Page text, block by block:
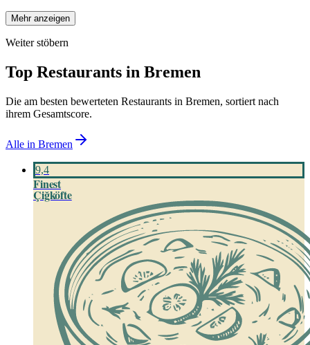
Mehr anzeigen
Weiter stöbern
Top Restaurants in Bremen
Die am besten bewerteten Restaurants in Bremen, sortiert nach
ihrem Gesamtscore.
Alle in Bremen
9,4
Finest
Çiğköfte